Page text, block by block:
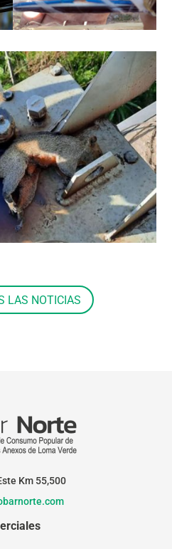
LAS NOTICIAS
Km 55,500